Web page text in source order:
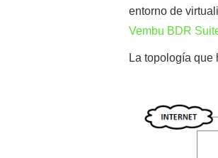
entorno de
Vembu BDR
La topología que